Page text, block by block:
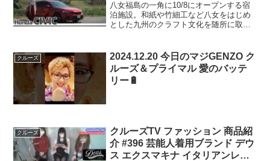
八女福島の一角に10/8にオープンする宿
泊施設。和紙や竹細工など八女をはじめ
とした九州のクラフト文化を随所に取り
★佐賀県 Honda Cars ★番組...
クルーズ
2024.12.20 今日のマジGENZO ク
ルーズ＆プライマル 愛のバッテ
リー🔋
クルーズ
クルーズTV ファッション 商品紹
介 #396 芸能人着用ブランド デウ
ス エクスマキナ イタリアンレザ